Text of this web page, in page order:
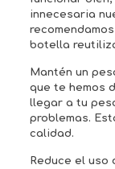
innecesaria
botella
Mantén un
que te hemos
llegar a tu
problemas.
calidad.
Reduce el uso